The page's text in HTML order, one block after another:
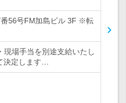
56号FM加島ビル 3F ※転
場手当を別途支給いたし
決定します…